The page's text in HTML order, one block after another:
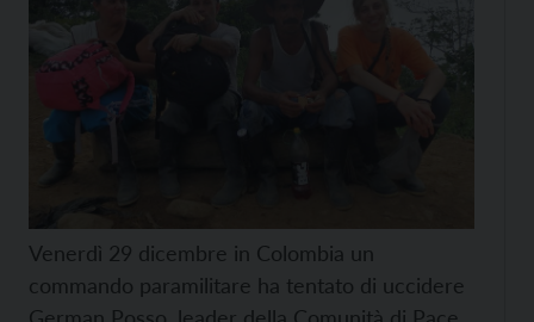
Venerdì 29 dicembre in Colombia un
commando paramilitare ha tentato di uccidere